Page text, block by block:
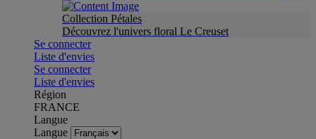
Collection Pétales
Découvrez l'univers floral Le Creuset
Se connecter
Liste d'envies
Se connecter
Liste d'envies
Région
FRANCE
Langue
Langue